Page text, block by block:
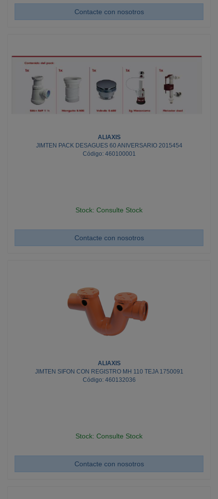
Contacte con nosotros
ALIAXIS
JIMTEN PACK DESAGUES 60 ANIVERSARIO 2015454
Código: 460100001
Stock: Consulte Stock
Contacte con nosotros
ALIAXIS
JIMTEN SIFON CON REGISTRO MH 110 TEJA 1750091
Código: 460132036
Stock: Consulte Stock
Contacte con nosotros